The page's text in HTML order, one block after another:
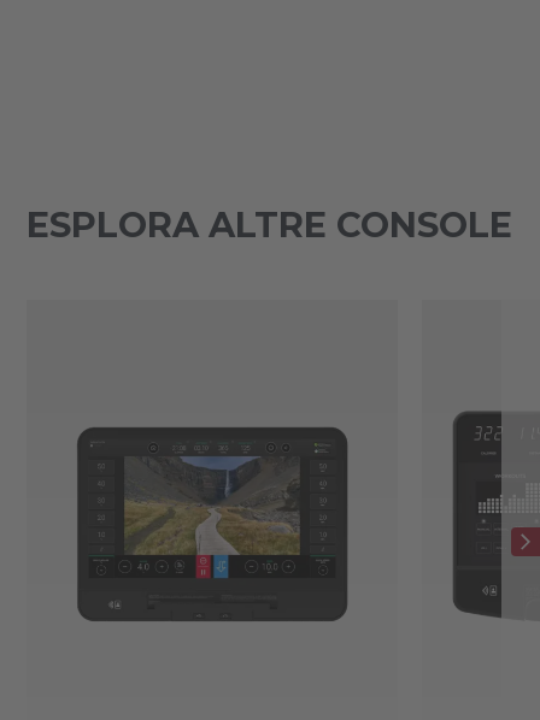
ESPLORA ALTRE CONSOLE